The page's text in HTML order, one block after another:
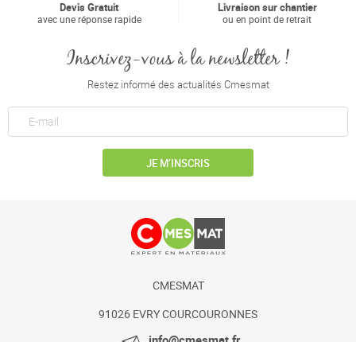
Devis Gratuit
avec une réponse rapide
Livraison sur chantier
ou en point de retrait
Inscrivez-vous à la newsletter !
Restez informé des actualités Cmesmat
JE M’INSCRIS
CMESMAT
91026 EVRY COURCOURONNES